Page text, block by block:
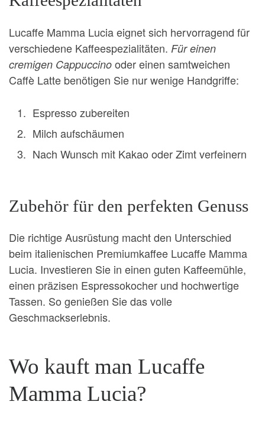
Lucaffe Mamma Lucia eignet sich hervorragend für
verschiedene Kaffeespezialitäten. Für einen
cremigen Cappuccino oder einen samtweichen
Caffè Latte benötigen Sie nur wenige Handgriffe:
Espresso zubereiten
Milch aufschäumen
Nach Wunsch mit Kakao oder Zimt verfeinern
Zubehör für den perfekten Genuss
Die richtige Ausrüstung macht den Unterschied
beim italienischen Premiumkaffee Lucaffe Mamma
Lucia. Investieren Sie in einen guten Kaffeemühle,
einen präzisen Espressokocher und hochwertige
Tassen. So genießen Sie das volle
Geschmackserlebnis.
Wo kauft man Lucaffe
Mamma Lucia?